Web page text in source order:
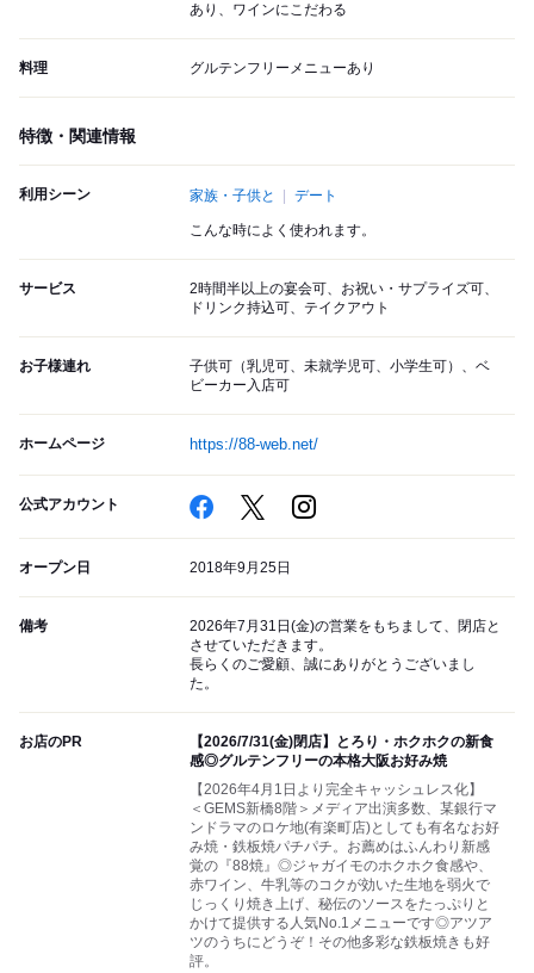
あり、ワインにこだわる
料理 グルテンフリーメニューあり
特徴・関連情報
利用シーン 家族・子供と デート
こんな時によく使われます。
サービス
2時間半以上の宴会可、お祝い・サプライズ可、
ドリンク持込可、テイクアウト
お子様連れ
子供可（乳児可、未就学児可、小学生可）、ベ
ビーカー入店可
ホームページ https://88-web.net/
公式アカウント
オープン日 2018年9月25日
備考
2026年7月31日(金)の営業をもちまして、閉店と
させていただきます。
長らくのご愛顧、誠にありがとうございまし
た。
お店のPR
【2026/7/31(金)閉店】とろり・ホクホクの新食
感◎グルテンフリーの本格大阪お好み焼
【2026年4月1日より完全キャッシュレス化】
＜GEMS新橋8階＞メディア出演多数、某銀行マ
ンドラマのロケ地(有楽町店)としても有名なお好
み焼・鉄板焼パチパチ。お薦めはふんわり新感
覚の『88焼』◎ジャガイモのホクホク食感や、
赤ワイン、牛乳等のコクが効いた生地を弱火で
じっくり焼き上げ、秘伝のソースをたっぷりと
かけて提供する人気No.1メニューです◎アツア
ツのうちにどうぞ！その他多彩な鉄板焼きも好
評。